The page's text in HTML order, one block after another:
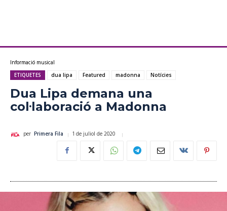
Informació musical
ETIQUETES dua lipa Featured madonna Notícies
Dua Lipa demana una
col·laboració a Madonna
per Primera Fila 1 de juliol de 2020